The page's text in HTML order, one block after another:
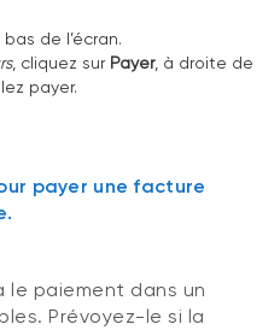
bas de l’écran.
, cliquez sur Payer, à droite de
payer.
payer une facture
le paiement dans un
Prévoyez-le si la